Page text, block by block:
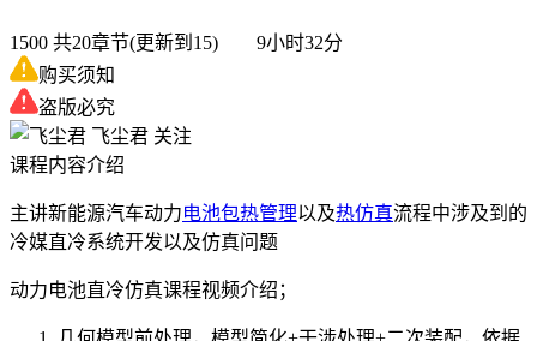
1500 共20章节(更新到15) 9小时32分
购买须知
盗版必究
飞尘君 关注
课程内容介绍
主讲新能源汽车动力电池包热管理以及热仿真流程中涉及到的
冷媒直冷系统开发以及仿真问题
动力电池直冷仿真课程视频介绍；